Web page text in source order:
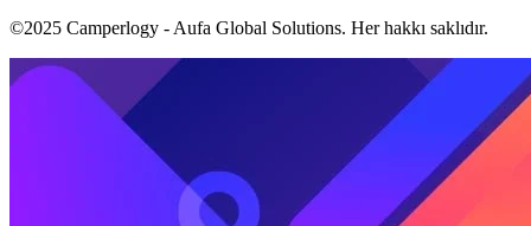
©2025 Camperlogy - Aufa Global Solutions. Her hakkı saklıdır.